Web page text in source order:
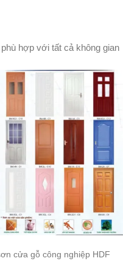
hợp với tất cả không gian
công nghiệp HDF